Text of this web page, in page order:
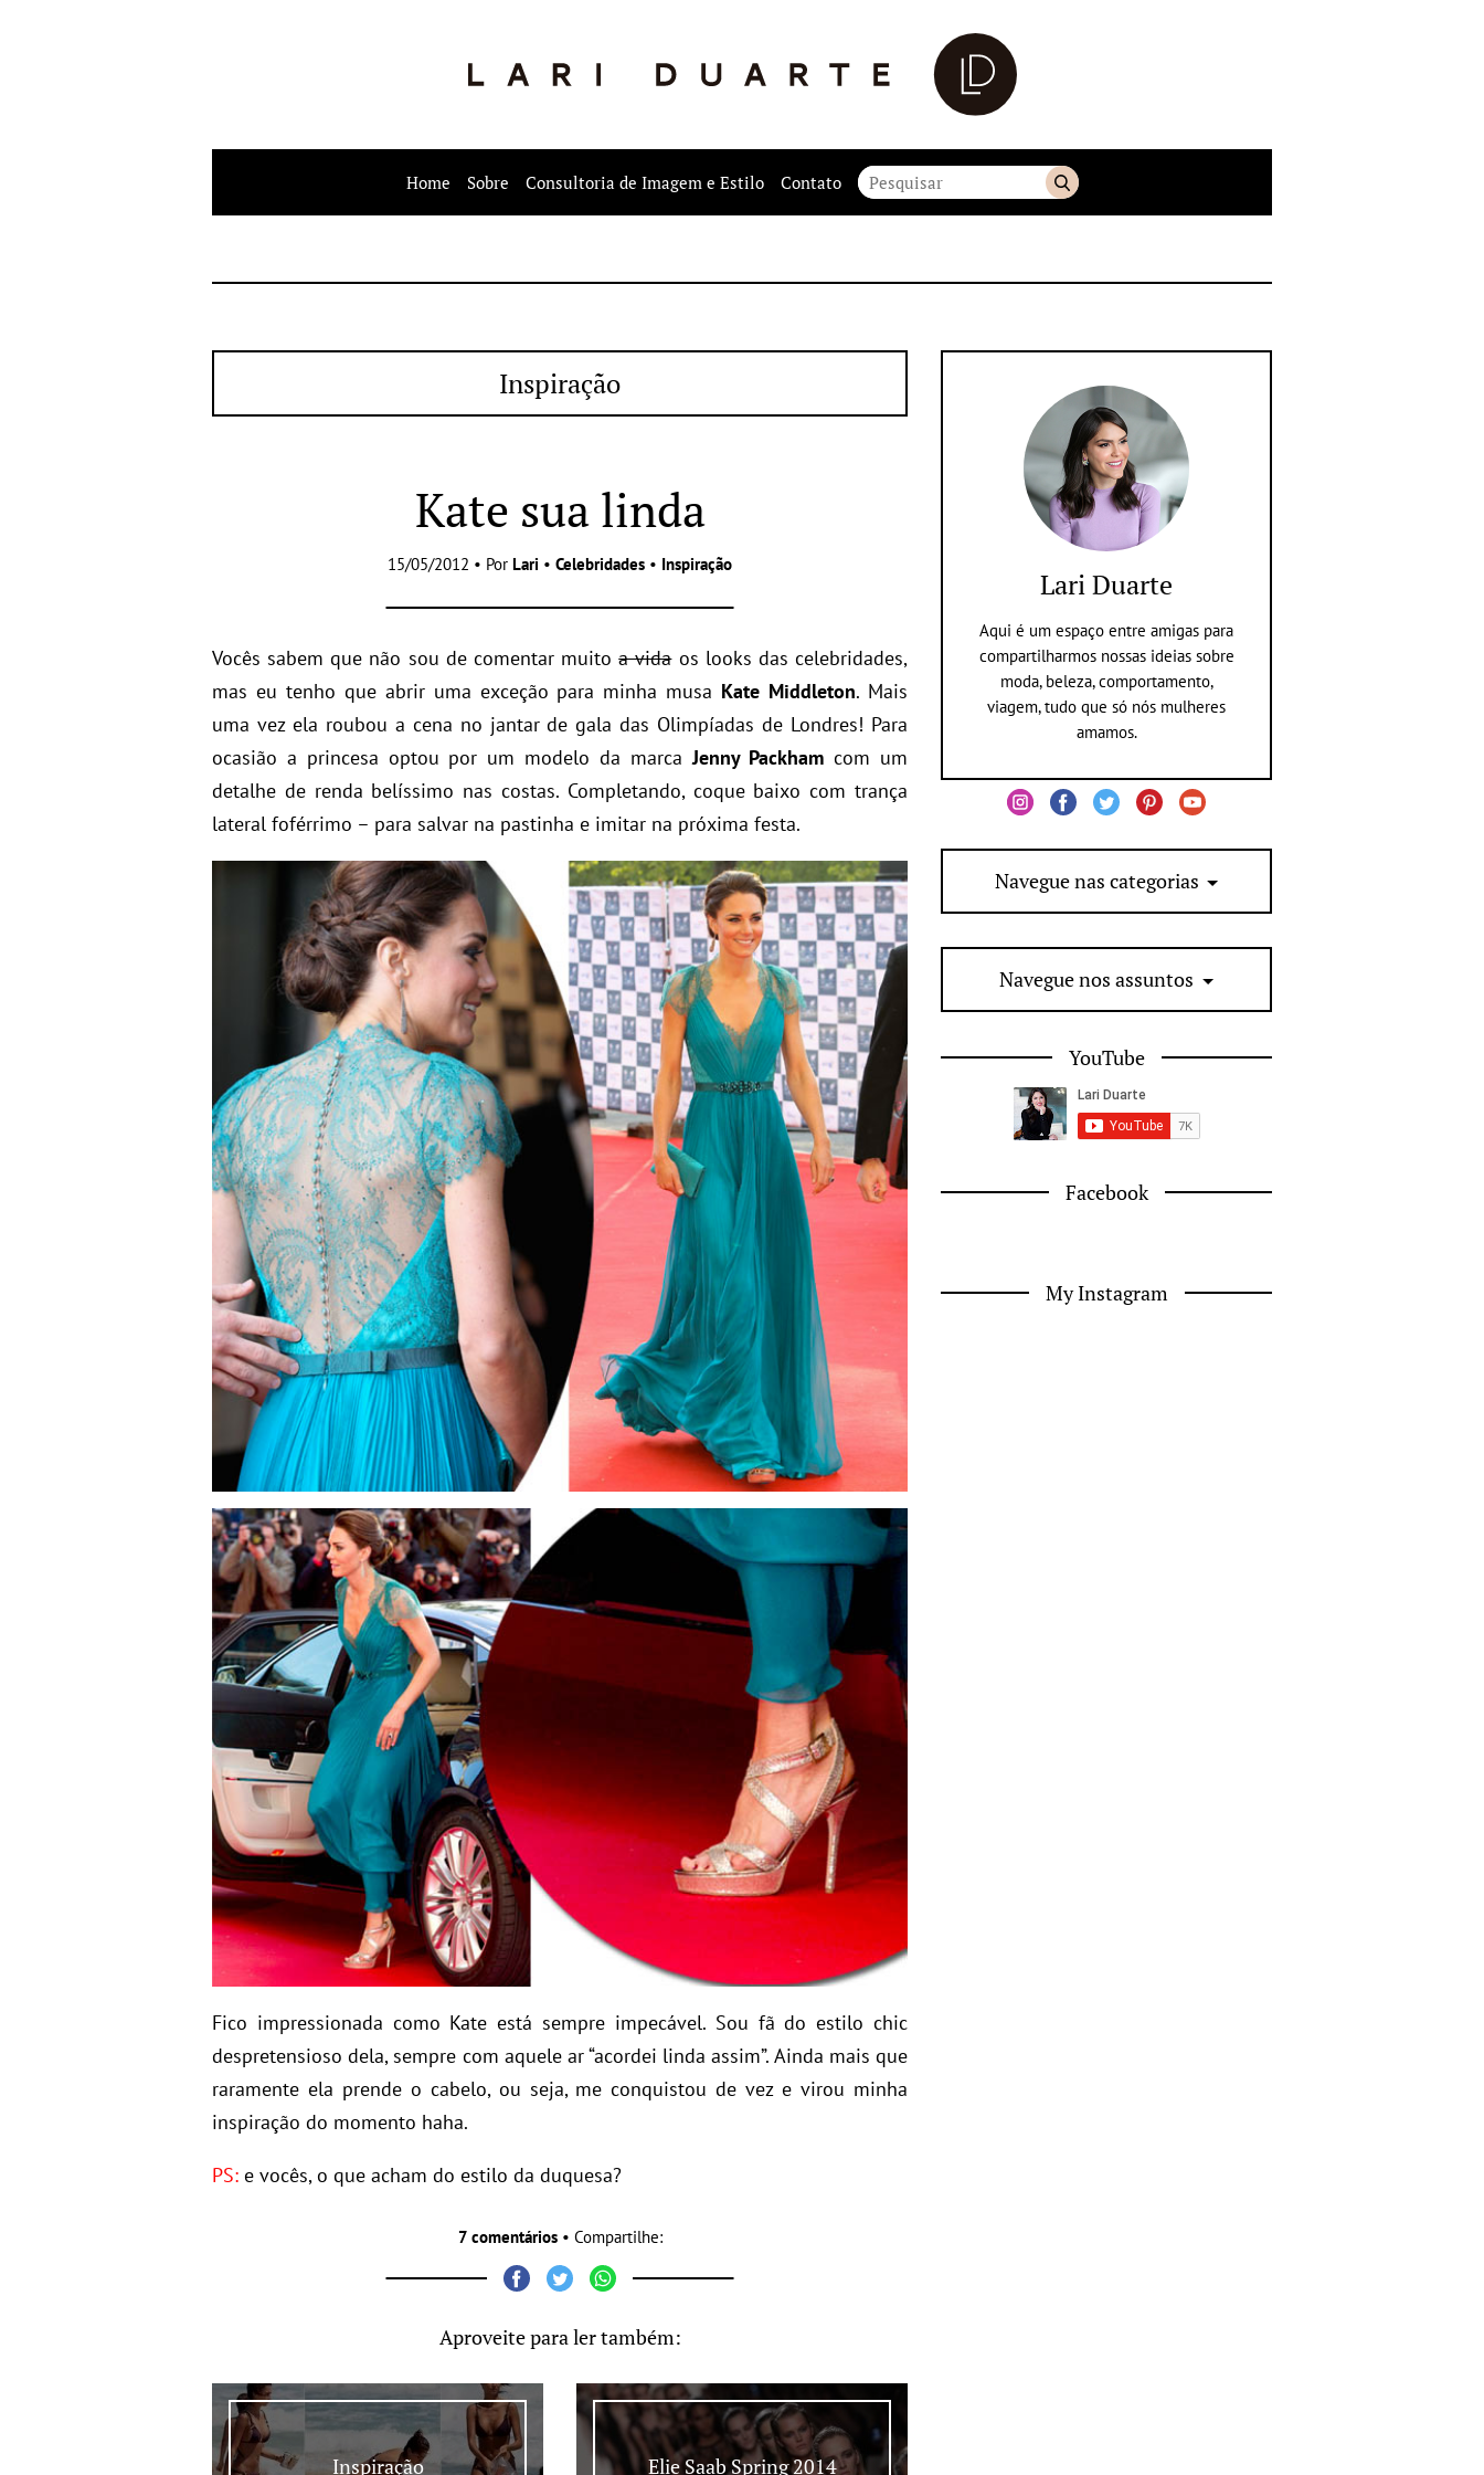
Home Sobre Consultoria de Imagem e Estilo Contato
Inspiração
Kate sua linda
15/05/2012 • Por Lari • Celebridades • Inspiração
Vocês sabem que não sou de comentar muitoa vidaos looks das celebridades,
mas eu tenho que abrir uma exceção para minha musa Kate Middleton. Mais
uma vez ela roubou a cena no jantar de gala das Olimpíadas de Londres! Para
ocasião a princesa optou por um modelo da marcaJenny Packham com um
detalhe de renda belíssimo nas costas. Completando, coque baixo com trança
lateral foférrimo – para salvar na pastinha e imitar na próxima festa.
Fico impressionada como Kate está sempre impecável. Sou fã do estilo chic
despretensioso dela, sempre com aquele ar “acordei linda assim”. Ainda mais que
raramente ela prende o cabelo, ou seja, me conquistou de vez e virou minha
inspiração do momento haha.
PS: e vocês, o que acham do estilo da duquesa?
7 comentários• Compartilhe:
Aproveite para ler também:
Inspiração Elie Saab Spring 2014
Lari Duarte
Aqui é um espaço entre amigas para
compartilharmos nossas ideias sobre
moda, beleza, comportamento,
viagem, tudo que só nós mulheres
amamos.
Navegue nas categorias
Navegue nos assuntos
YouTube
Facebook
My Instagram